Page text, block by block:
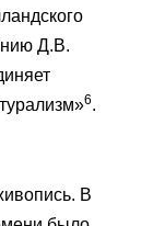
Д.В.
6.
В